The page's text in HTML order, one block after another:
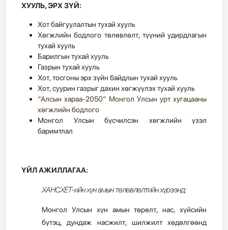
ХУУЛЬ, ЭРХ ЗҮЙ:
Хот байгуулалтын тухай хууль
Хөгжлийн бодлого төлөвлөлт, түүний удирдлагын
тухай хууль
Барилгын тухай хууль
Газрын тухай хууль
Хот, тосгоны эрх зүйн байдлын тухай хууль
Хот, суурин газрыг дахин хөгжүүлэх тухай хууль
“Алсын хараа-2050” Монгол Улсын урт хугацааны
хөгжлийн бодлого
Монгол Улсын бүсчилсэн хөгжлийн үзэл
баримтлал
ҮЙЛ АЖИЛЛАГАА:
ХАНСХЕТ-ийн хүн амын төлөвлөлтийн хүрээнд:
Монгол Улсын хүн амын төрөлт, нас, хүйсийн
бүтэц, дундаж насжилт, шилжилт хөдөлгөөнд